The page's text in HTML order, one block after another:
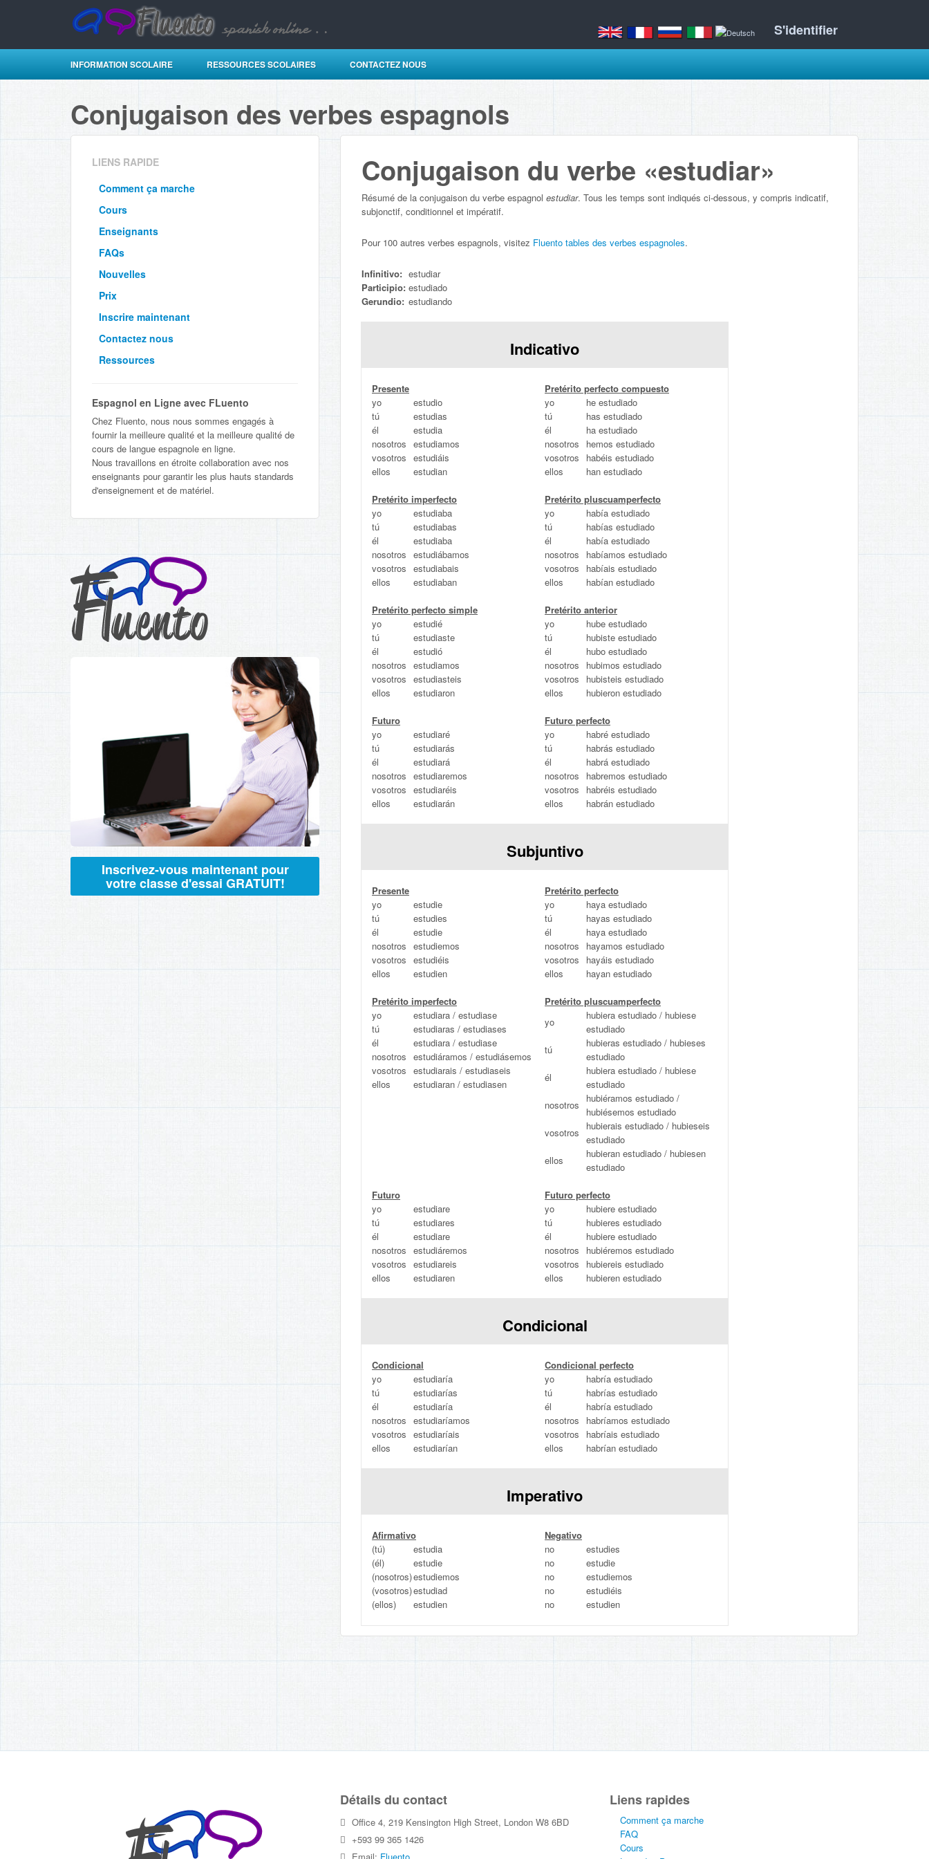
S'identifier
INFORMATION SCOLAIRE RESSOURCES SCOLAIRES CONTACTEZ NOUS
Conjugaison des verbes espagnols
LIENS RAPIDE
Comment ça marche
Cours
Enseignants
FAQs
Nouvelles
Prix
Inscrire maintenant
Contactez nous
Ressources
Espagnol en Ligne avec FLuento
Chez Fluento, nous nous sommes engagés à
fournir la meilleure qualité et la meilleure qualité de
cours de langue espagnole en ligne.
Nous travaillons en étroite collaboration avec nos
enseignants pour garantir les plus hauts standards
d'enseignement et de matériel.
Inscrivez-vous maintenant pour
votre classe d'essai GRATUIT!
Conjugaison du verbe «estudiar»
Résumé de la conjugaison du verbe espagnol estudiar. Tous les temps sont indiqués ci-dessous, y compris indicatif,
subjonctif, conditionnel et impératif.
Pour 100 autres verbes espagnols, visitez Fluento tables des verbes espagnoles.
Infinitivo: estudiar
Participio: estudiado
Gerundio: estudiando
Indicativo
Presente
yo
estudio
tú
estudias
él
estudia
nosotros estudiamos
vosotros estudiáis
ellos
estudian
Pretérito perfecto compuesto
yo
he estudiado
tú
has estudiado
él
ha estudiado
nosotros
hemos estudiado
vosotros
habéis estudiado
ellos
han estudiado
Pretérito imperfecto
yo
estudiaba
tú
estudiabas
él
estudiaba
nosotros estudiábamos
vosotros estudiabais
ellos
estudiaban
Pretérito pluscuamperfecto
yo
había estudiado
tú
habías estudiado
él
había estudiado
nosotros
habíamos estudiado
vosotros
habíais estudiado
ellos
habían estudiado
Pretérito perfecto simple
yo
estudié
tú
estudiaste
él
estudió
nosotros estudiamos
vosotros estudiasteis
ellos
estudiaron
Pretérito anterior
yo
hube estudiado
tú
hubiste estudiado
él
hubo estudiado
nosotros
hubimos estudiado
vosotros
hubisteis estudiado
ellos
hubieron estudiado
Futuro
yo
estudiaré
tú
estudiarás
él
estudiará
nosotros estudiaremos
vosotros estudiaréis
ellos
estudiarán
Futuro perfecto
yo
habré estudiado
tú
habrás estudiado
él
habrá estudiado
nosotros
habremos estudiado
vosotros
habréis estudiado
ellos
habrán estudiado
Subjuntivo
Presente
yo
estudie
tú
estudies
él
estudie
nosotros estudiemos
vosotros estudiéis
ellos
estudien
Pretérito perfecto
yo
haya estudiado
tú
hayas estudiado
él
haya estudiado
nosotros
hayamos estudiado
vosotros
hayáis estudiado
ellos
hayan estudiado
Pretérito imperfecto
yo
estudiara / estudiase
tú
estudiaras / estudiases
él
estudiara / estudiase
nosotros estudiáramos / estudiásemos
vosotros estudiarais / estudiaseis
ellos
estudiaran / estudiasen
Pretérito pluscuamperfecto
yo
hubiera estudiado / hubiese
estudiado
tú
hubieras estudiado / hubieses
estudiado
él
hubiera estudiado / hubiese
estudiado
nosotros
hubiéramos estudiado /
hubiésemos estudiado
vosotros
hubierais estudiado / hubieseis
estudiado
ellos
hubieran estudiado / hubiesen
estudiado
Futuro
yo
estudiare
tú
estudiares
él
estudiare
nosotros estudiáremos
vosotros estudiareis
ellos
estudiaren
Futuro perfecto
yo
hubiere estudiado
tú
hubieres estudiado
él
hubiere estudiado
nosotros
hubiéremos estudiado
vosotros
hubiereis estudiado
ellos
hubieren estudiado
Condicional
Condicional
yo
estudiaría
tú
estudiarías
él
estudiaría
nosotros estudiaríamos
vosotros estudiaríais
ellos
estudiarían
Condicional perfecto
yo
habría estudiado
tú
habrías estudiado
él
habría estudiado
nosotros
habríamos estudiado
vosotros
habríais estudiado
ellos
habrían estudiado
Imperativo
Afirmativo
(tú)
estudia
(él)
estudie
(nosotros)estudiemos
(vosotros)estudiad
(ellos)
estudien
Negativo
no
estudies
no
estudie
no
estudiemos
no
estudiéis
no
estudien
Détails du contact
Office 4, 219 Kensington High Street, London W8 6BD
+593 99 365 1426
Liens rapides
Comment ça marche
FAQ
Cours